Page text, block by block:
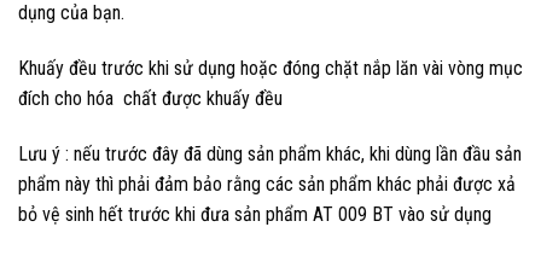
dụng của bạn.
Khuấy đều trước khi sử dụng hoặc đóng chặt nắp lăn vài vòng mục
đích cho hóa chất được khuấy đều
Lưu ý : nếu trước đây đã dùng sản phẩm khác, khi dùng lần đầu sản
phẩm này thì phải đảm bảo rằng các sản phẩm khác phải được xả
bỏ vệ sinh hết trước khi đưa sản phẩm AT 009 BT vào sử dụng